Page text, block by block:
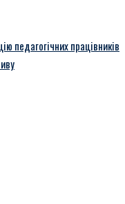
педагогічних працівників